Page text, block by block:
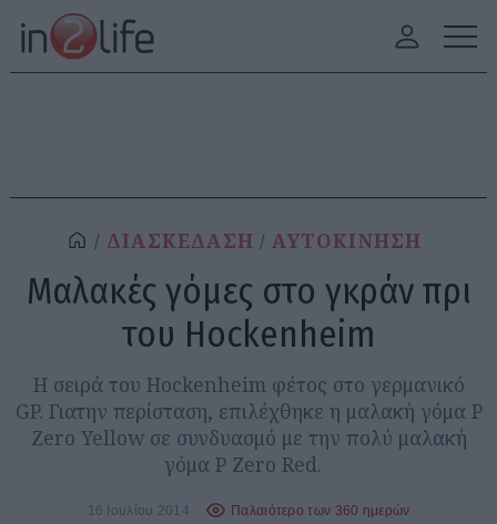
ΔΙΑΣΚΕΔΑΣΗ ΑΥΤΟΚΙΝΗΣΗ
Μαλακές γόμες στο γκράν πρι
του Hockenheim
Η σειρά του Hockenheim φέτος στο γερμανικό
GP. Γιατην περίσταση, επιλέχθηκε η μαλακή γόμα P
Zero Yellow σε συνδυασμό με την πολύ μαλακή
γόμα P Zero Red.
16 Ιουλίου 2014 Παλαιότερο των 360 ημερών